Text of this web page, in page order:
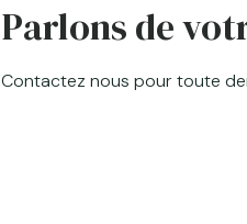
Parlons de
Contactez nous pour toute